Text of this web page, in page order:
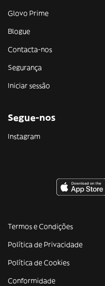
Glovo Prime
Blogue
Contacta-nos
Segurança
Iniciar sessão
Segue-nos
Instagram
Termos e Condições
Política de Privacidade
Política de Cookies
Conformidade